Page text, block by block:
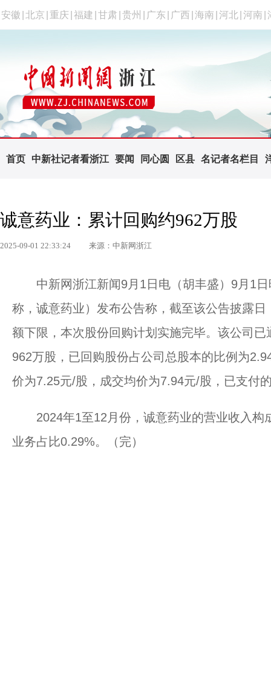
安徽 北京 重庆 福建 甘肃 贵州 广东 广西 海南 河北 河南
首页 中新社记者看浙江 要闻 同心圆 区县 名记者名栏目
诚意药业：累计回购约962万股
2025-09-01 22:33:24 来源：中新网浙江
中新网浙江新闻9月1日电（胡丰盛）9月1日
称，诚意药业）发布公告称，截至该公告披露
额下限，本次股份回购计划实施完毕。该公司
962万股，已回购股份占公司总股本的比例为
价为7.25元/股，成交均价为7.94元/股，已支付
2024年1至12月份，诚意药业的营业收入构
业务占比0.29%。（完）